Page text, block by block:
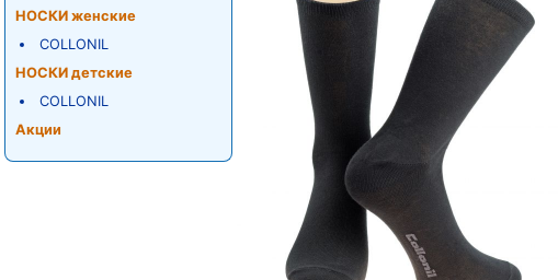
НОСКИ женские
COLLONIL
НОСКИ детские
COLLONIL
Акции